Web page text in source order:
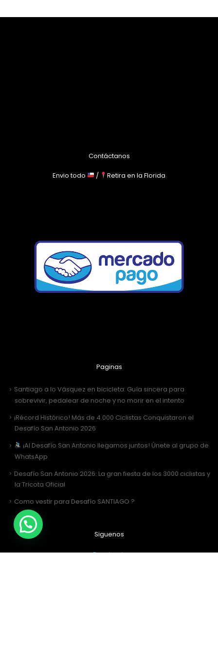
Contáctanos
Envio todo / Retira en la Florida
Paginas
Santiago a lo Vásquez en bicicleta: Guía sincera para
sobrevivir, pedalear de noche y no morir en el intento
¡Récord Histórico! Más de 4.000 Ciclistas Conquistaron el
Desafío San Antonio 2026
¡Al Desafío San Antonio llegamos juntos! Únete al grupo de
WhatsApp
Desafío San Antonio 2026: La gran fiesta de los 3000 ciclistas y
la Tricota Oficial
Como vestir para Desafío SANTIAGO ?
Siguenos
Facebook